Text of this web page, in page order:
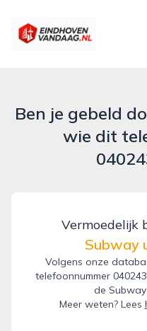
eindhovenvandaag.nl
Ben je gebeld
wie dit
Vermoedelijk
Subway
Volgens onze
telefoonnummer
de
Meer weten? Lees